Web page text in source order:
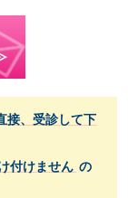
接、受診して下
付けません の